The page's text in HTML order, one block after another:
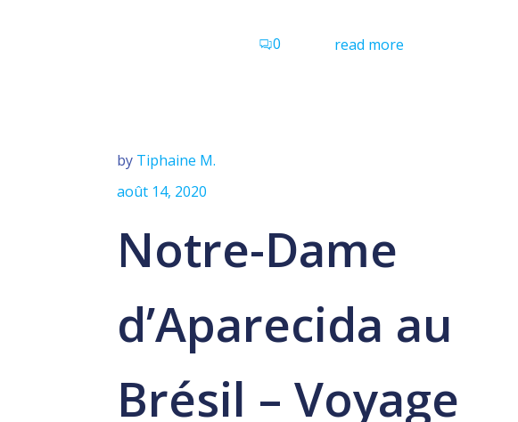
0 read more
by Tiphaine M.
août 14, 2020
Notre-Dame
d’Aparecida au
Brésil – Voyage